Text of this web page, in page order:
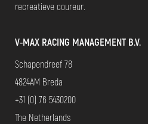
recreatieve coureur.
V-MAX RACING MANAGEMENT B.V.
Schapendreef 78
4824AM Breda
+31 (0) 76 5430200
The Netherlands